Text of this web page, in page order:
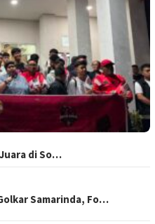
di So…
Samarinda, Fo…